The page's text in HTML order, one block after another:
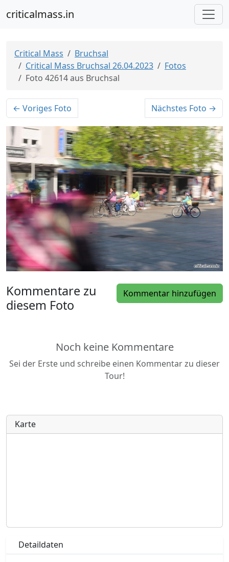
criticalmass.in
Critical Mass
Bruchsal
Critical Mass Bruchsal 26.04.2023
Fotos
Foto 42614 aus Bruchsal
← Voriges Foto Nächstes Foto →
Kommentar hinzufügen
Kommentare zu
diesem Foto
Noch keine Kommentare
Sei der Erste und schreibe einen Kommentar zu dieser
Tour!
Karte
Detaildaten